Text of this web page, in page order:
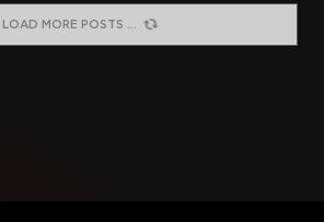
LOAD MORE POSTS